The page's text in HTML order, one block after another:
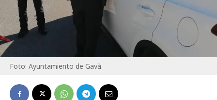
Foto: Ayuntamiento de Gavà.